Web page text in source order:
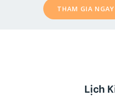
THAM GIA
Lịch